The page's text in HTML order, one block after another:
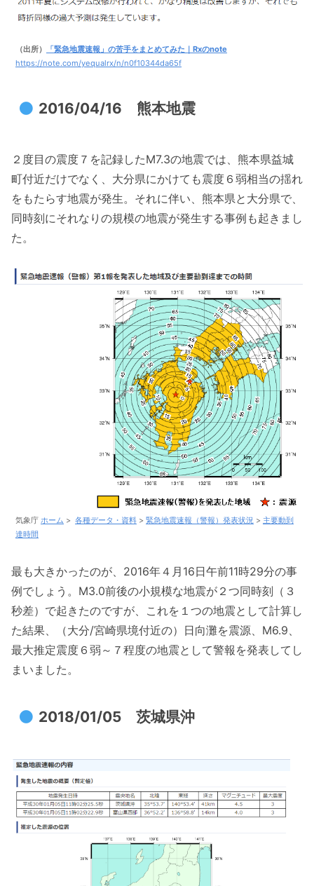
（出所）
「緊急地震速報」の苦手をまとめてみた｜Rxのnote
https://note.com/yequalrx/n/n0f10344da65f
2016/04/16 熊本地震
２度目の震度７を記録したM7.3の地震では、熊本県益城
町付近だけでなく、大分県にかけても震度６弱相当の揺れ
をもたらす地震が発生。それに伴い、熊本県と大分県で、
同時刻にそれなりの規模の地震が発生する事例も起きまし
た。
気象庁 ホーム > 各種データ・資料 > 緊急地震速報（警報）発表状況 > 主要動到
達時間
最も大きかったのが、2016年４月16日午前11時29分の事
例でしょう。M3.0前後の小規模な地震が２つ同時刻（３
秒差）で起きたのですが、これを１つの地震として計算し
た結果、（大分/宮崎県境付近の）日向灘を震源、M6.9、
最大推定震度６弱～７程度の地震として警報を発表してし
まいました。
2018/01/05 茨城県沖